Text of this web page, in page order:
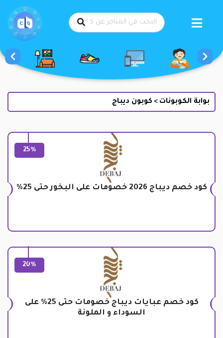
بوابة الكوبونات > كوبون ديباج
25%
كود خصم ديباج 2026 خصومات على البخور حتى 25%
20%
كود خصم عبايات ديباج خصومات حتى 25% على
السوداء و الملونة